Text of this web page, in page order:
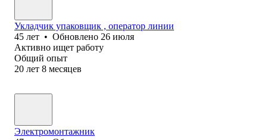
Укладчик упаковщик , оператор линии
45 лет • Обновлено 26 июля
Активно ищет работу
Общий опыт
20 лет 8 месяцев
Электромонтажник